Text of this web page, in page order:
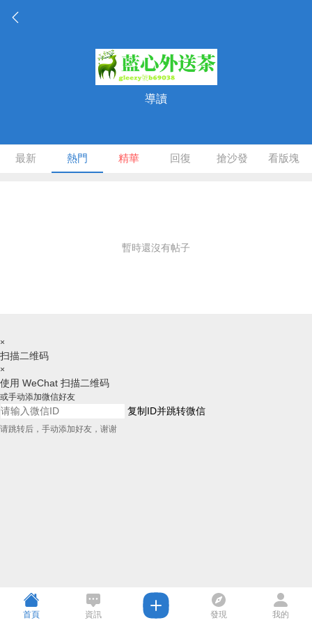
導讀
最新 熱門 精華 回復 搶沙發 看版塊
暫時還沒有帖子
×
扫描二维码
×
使用 WeChat 扫描二维码
或手动添加微信好友
复制ID并跳转微信
请跳转后，手动添加好友，谢谢
首頁 資訊 發現 我的